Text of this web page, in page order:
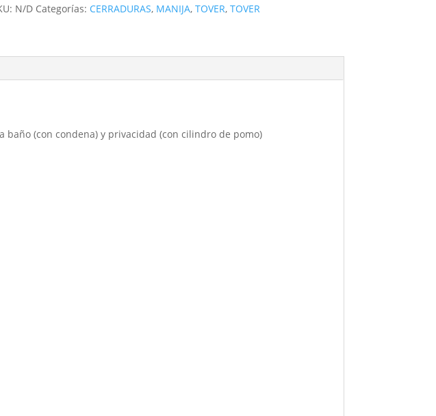
N/D Categorías: CERRADURAS, MANIJA, TOVER, TOVER
(con condena) y privacidad (con cilindro de pomo)